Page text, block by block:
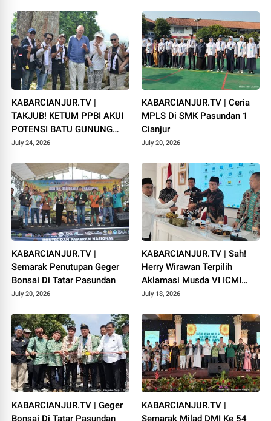
KABARCIANJUR.TV |
TAKJUB! KETUM PPBI AKUI
POTENSI BATU GUNUNG
PADANG
July 24, 2026
KABARCIANJUR.TV | Ceria
MPLS Di SMK Pasundan 1
Cianjur
July 20, 2026
KABARCIANJUR.TV |
Semarak Penutupan Geger
Bonsai Di Tatar Pasundan
July 20, 2026
KABARCIANJUR.TV | Sah!
Herry Wirawan Terpilih
Aklamasi Musda VI ICMI
Orda Cianjur
July 18, 2026
KABARCIANJUR.TV | Geger
Bonsai Di Tatar Pasundan
KABARCIANJUR.TV |
Semarak Milad DMI Ke 54